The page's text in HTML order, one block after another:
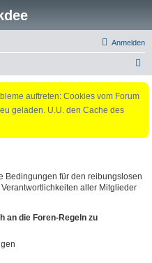
Anmelden
auftreten: Cookies vom Forum
geladen. U.U. den Cache des
Bedingungen für den reibungslosen
aller Mitglieder
an die Foren-Regeln zu